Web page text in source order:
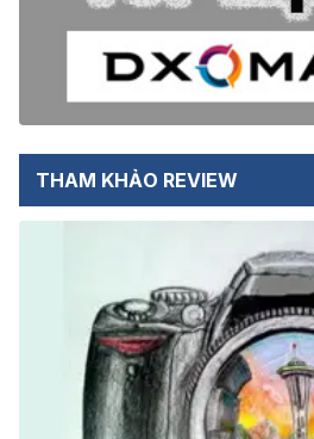
THAM KHẢO REVIEW